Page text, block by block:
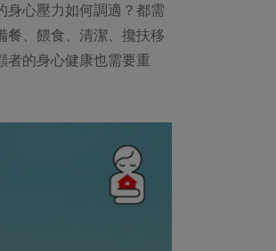
身心壓力如何調適？都需
餐、餵食、清潔、攙扶移
者的身心健康也需要重